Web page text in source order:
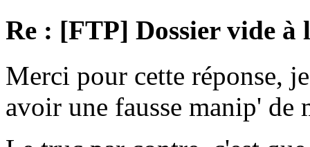
Re : [FTP] Dossier vide à
Merci pour cette réponse,
avoir une fausse manip'